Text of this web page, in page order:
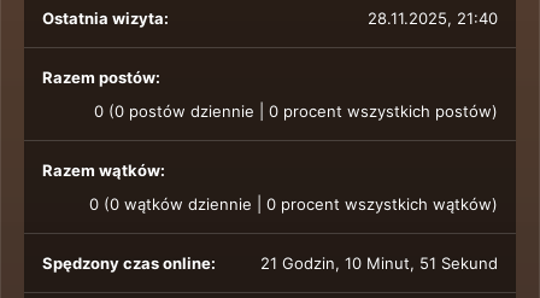
Ostatnia wizyta: 28.11.2025, 21:40
Razem postów:
0 (0 postów dziennie | 0 procent wszystkich postów)
Razem wątków:
0 (0 wątków dziennie | 0 procent wszystkich wątków)
Spędzony czas online: 21 Godzin, 10 Minut, 51 Sekund